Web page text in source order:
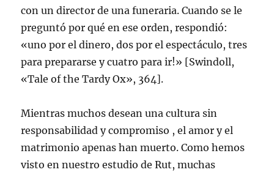
con un director de una funeraria. Cuando se le
preguntó por qué en ese orden, respondió:
«uno por el dinero, dos por el espectáculo, tres
para prepararse y cuatro para ir!» [Swindoll,
«Tale of the Tardy Ox», 364].
Mientras muchos desean una cultura sin
responsabilidad y compromiso , el amor y el
matrimonio apenas han muerto. Como hemos
visto en nuestro estudio de Rut, muchas